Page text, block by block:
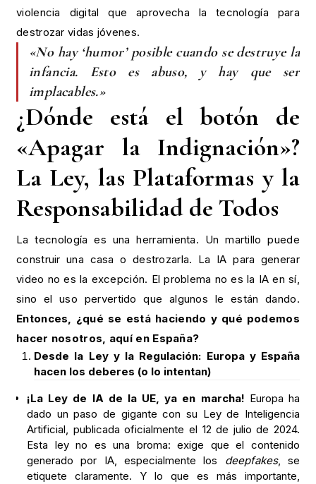
violencia digital que aprovecha la tecnología para
destrozar vidas jóvenes.
«No hay ‘humor’ posible cuando se destruye la
infancia. Esto es abuso, y hay que ser
implacables.»
¿Dónde está el botón de
«Apagar la Indignación»?
La Ley, las Plataformas y la
Responsabilidad de Todos
La tecnología es una herramienta. Un martillo puede
construir una casa o destrozarla. La IA para generar
video no es la excepción. El problema no es la IA en sí,
sino el uso pervertido que algunos le están dando.
Entonces, ¿qué se está haciendo y qué podemos
hacer nosotros, aquí en España?
Desde la Ley y la Regulación: Europa y España
hacen los deberes (o lo intentan)
¡La Ley de IA de la UE, ya en marcha! Europa ha
dado un paso de gigante con su Ley de Inteligencia
Artificial, publicada oficialmente el 12 de julio de 2024.
Esta ley no es una broma: exige que el contenido
generado por IA, especialmente los deepfakes, se
etiquete claramente. Y lo que es más importante,